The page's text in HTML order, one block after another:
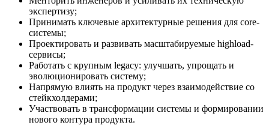
экспертизу;
Принимать ключевые архитектурные решения для core-
системы;
Проектировать и развивать масштабируемые highload-
сервисы;
Работать с крупным legacy: улучшать, упрощать и
эволюционировать систему;
Напрямую влиять на продукт через взаимодействие со
стейкхолдерами;
Участвовать в трансформации системы и формировании
нового контура продукта.